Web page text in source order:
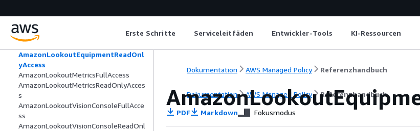
Erste Schritte Serviceleitfäden Entwickler-Tools KI-Ressourcen
AmazonLexRunBotsOnly
AmazonLexV2BotPolicy
AmazonLookoutEquipmentFullAccess
AmazonLookoutEquipmentReadOnl
yAccess
AmazonLookoutMetricsFullAccess
AmazonLookoutMetricsReadOnlyAcces
s
AmazonLookoutVisionConsoleFullAcce
ss
AmazonLookoutVisionConsoleReadOnl
Dokumentation AWS Managed Policy Referenzhandbuch
Dokumentation AWS Managed Policy Referenzhandbuch
PDF Markdown Fokusmodus